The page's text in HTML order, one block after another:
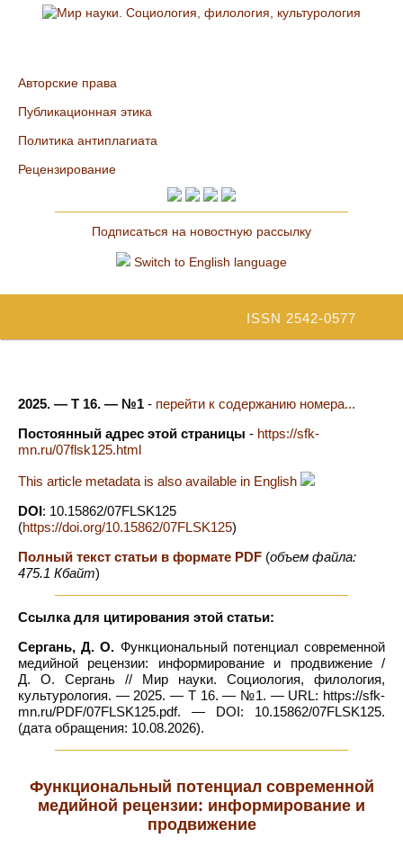
Авторские права
Публикационная этика
Политика антиплагиата
Рецензирование
Подписаться на новостную рассылку
Switch to English language
ISSN 2542-0577
2025. — Т 16. — №1 - перейти к содержанию номера...
Постоянный адрес этой страницы - https://sfk-
mn.ru/07flsk125.html
This article metadata is also available in English
DOI: 10.15862/07FLSK125
(https://doi.org/10.15862/07FLSK125)
Полный текст статьи в формате PDF (объем файла:
475.1 Кбайт)
Ссылка для цитирования этой статьи:
Сергань, Д. О. Функциональный потенциал современной
медийной рецензии: информирование и продвижение /
Д. О. Сергань // Мир науки. Социология, филология,
культурология. — 2025. — Т 16. — №1. — URL: https://sfk-
mn.ru/PDF/07FLSK125.pdf. — DOI: 10.15862/07FLSK125.
(дата обращения: 10.08.2026).
Функциональный потенциал современной
медийной рецензии: информирование и
продвижение